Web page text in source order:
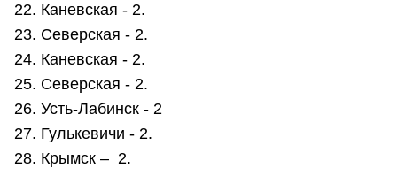
22. Каневская - 2.
23. Северская - 2.
24. Каневская - 2.
25. Северская - 2.
26. Усть-Лабинск - 2
27. Гулькевичи - 2.
28. Крымск – 2.